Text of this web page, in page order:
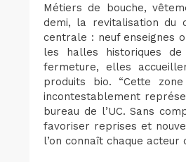
Métiers de bouche,
demi, la revitalisation du
centrale : neuf enseignes
les halles historiques
fermeture, elles
produits bio. “Cette
incontestablement
bureau de l’UC. Sans
favoriser reprises et
l’on connaît chaque